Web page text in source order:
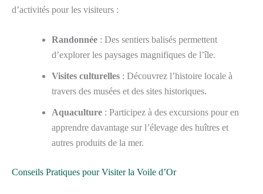
d’activités pour les visiteurs :
Randonnée : Des sentiers balisés permettent
d’explorer les paysages magnifiques de l’île.
Visites culturelles : Découvrez l’histoire locale à
travers des musées et des sites historiques.
Aquaculture : Participez à des excursions pour en
apprendre davantage sur l’élevage des huîtres et
autres produits de la mer.
Conseils Pratiques pour Visiter la Voile d’Or